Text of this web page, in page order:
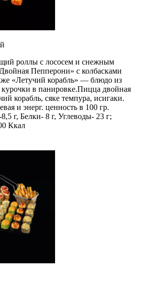
роллы с лососем и снежным
Пепперони» с колбасками
«Летучий корабль» — блюдо из
в панировке.Пицца двойная
корабль, сяке темпура, исигаки.
и энерг. ценность в 100 гр.
г, Белки- 8 г, Углеводы- 23 г;
Ккал